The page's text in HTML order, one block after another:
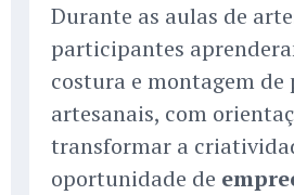
Durante as aulas de
participantes
costura e montagem de
artesanais, com
transformar a
oportunidade de